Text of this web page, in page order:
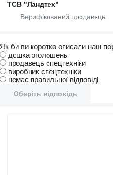
ТОВ "Ландтех"
Як би ви коротко описали наш
дошка оголошень
продавець спецтехніки
виробник спецтехніки
немає правильної відповіді
Оберіть відповідь